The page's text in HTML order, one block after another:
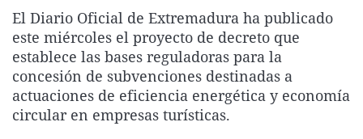
La rosa de los vientos
Gente viajera
Como el perro y el
Caso
Retornados
Equipo de
Operación Viuda
Extremadura
Galicia
La Rioja
Navarra
Virales
Televisión
Elecciones
El Diario Oficial de Extremadura ha publicado
este miércoles el proyecto de decreto que
establece las bases reguladoras para la
concesión de subvenciones destinadas a
actuaciones de eficiencia energética y economía
circular en empresas turísticas.